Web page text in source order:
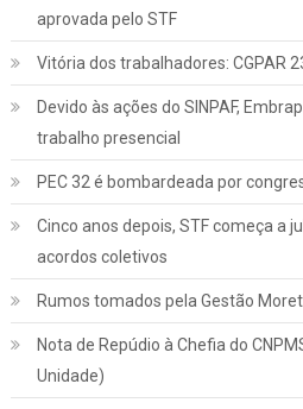
aprovada pelo STF
Vitória dos trabalhadores: CGPAR
Devido às ações do SINPAF,
trabalho presencial
PEC 32 é bombardeada por
Cinco anos depois, STF começa a
acordos coletivos
Rumos tomados pela Gestão
Nota de Repúdio à Chefia do
Unidade)